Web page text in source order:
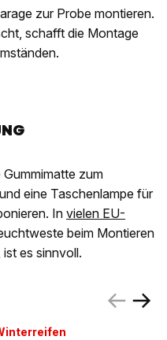
zur Probe montieren.
schafft die Montage
zum
eine Taschenlampe für
In vielen EU-
beim Montieren
es sinnvoll.